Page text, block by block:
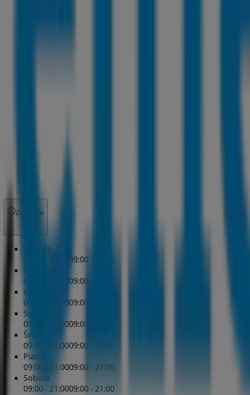
Zatvorené
Nedel’a
09:00 - 21:00
09:00 - 21:0009:00 - 21:00
Utorok
09:00 - 21:0009:00 - 21:00
Streda
09:00 - 21:0009:00 - 21:00
Štvrtok
09:00 - 21:0009:00 - 21:00
Piatok
09:00 - 21:0009:00 - 21:00
Sobota
09:00 - 21:0009:00 - 21:00